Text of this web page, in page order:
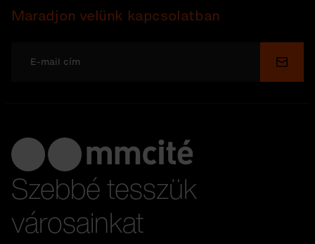
Maradjon velünk kapcsolatban
Szebbé tesszük
városainkat